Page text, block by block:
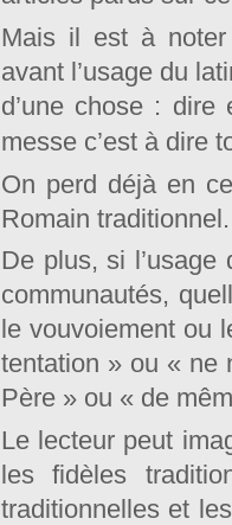
Mais il est à noter
avant l’usage du
d’une chose :
messe c’est à dire
On perd déjà en
Romain traditionnel.
De plus, si
communautés,
le vouvoiement ou
tentation » ou « ne
Père » ou « de
Le lecteur peut
les fidèles
traditionnelles et